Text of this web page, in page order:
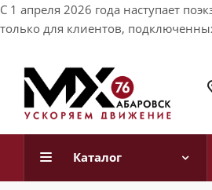
С 1 апреля 2026 года наступает
только для клиентов,
Каталог